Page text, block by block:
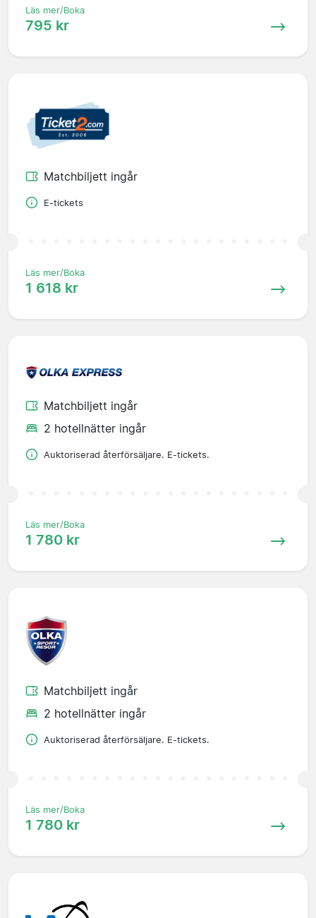
Läs mer/Boka
795 kr
Matchbiljett ingår
E-tickets
Läs mer/Boka
1 618 kr
Matchbiljett ingår
2 hotellnätter ingår
Auktoriserad återförsäljare. E-tickets.
Läs mer/Boka
1 780 kr
Matchbiljett ingår
2 hotellnätter ingår
Auktoriserad återförsäljare. E-tickets.
Läs mer/Boka
1 780 kr